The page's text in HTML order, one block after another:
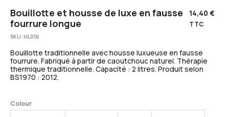
Bouillotte et housse de luxe en fausse
fourrure longue
14,40 €
TTC
SKU: HL016
Bouillotte traditionnelle avec housse luxueuse en fausse
fourrure. Fabriqué à partir de caoutchouc naturel. Thérapie
thermique traditionnelle. Capacité : 2 litres. Produit selon
BS1970 : 2012.
Colour